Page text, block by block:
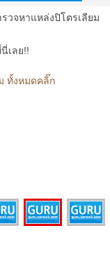
รวจหาแหล่งปิโตรเลียม
เลย!!
ทั้งหมดคลิ๊ก